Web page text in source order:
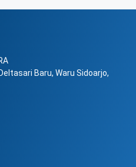
Baru, Waru Sidoarjo,